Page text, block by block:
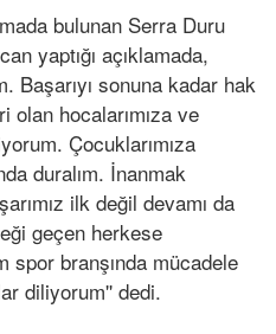
bulunan Serra Duru
yaptığı açıklamada,
Başarıyı sonuna kadar hak
hocalarımıza ve
Çocuklarımıza
duralım. İnanmak
ilk değil devamı da
geçen herkese
spor branşında mücadele
diliyorum'' dedi.